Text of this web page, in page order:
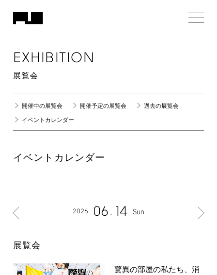
EXHIBITION
展覧会
開催中の展覧会 開催予定の展覧会 過去の展覧会
イベントカレンダー
イベントカレンダー
2026 06 14 Sun
展覧会
驚異の部屋の私たち、消